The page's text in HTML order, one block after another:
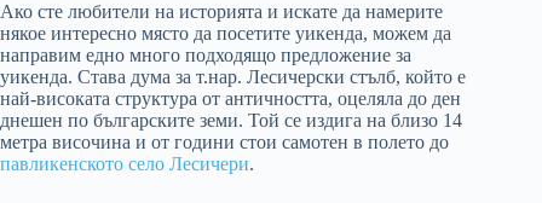
Ако сте любители на историята и искате да намерите
някое интересно място да посетите уикенда, можем да
направим едно много подходящо предложение за
уикенда. Става дума за т.нар. Лесичерски стълб, който е
най-високата структура от античността, оцеляла до ден
днешен по българските земи. Той се издига на близо 14
метра височина и от години стои самотен в полето до
павликенското село Лесичери.